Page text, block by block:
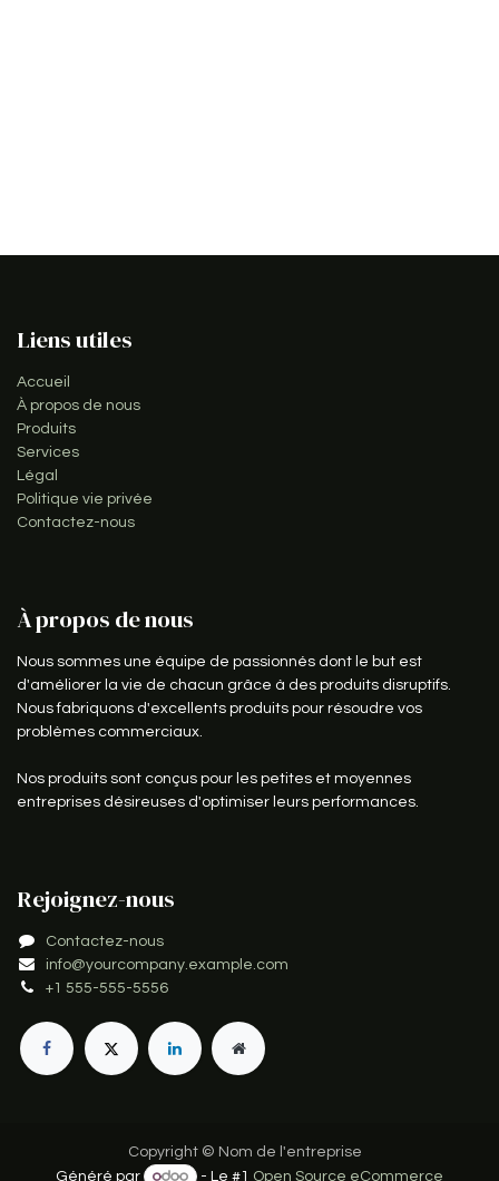
Liens utiles
Accueil
À propos de nous
Produits
Services
Légal
Politique vie privée
Contactez-nous
À propos de nous
Nous sommes une équipe de passionnés dont le but est
d'améliorer la vie de chacun grâce à des produits disruptifs.
Nous fabriquons d'excellents produits pour résoudre vos
problèmes commerciaux.
Nos produits sont conçus pour les petites et moyennes
entreprises désireuses d'optimiser leurs performances.
Rejoignez-nous
Contactez-nous
info@yourcompany.example.com
+1 555-555-5556
Copyright © Nom de l'entreprise
Généré par
- Le #1 Open Source eCommerce